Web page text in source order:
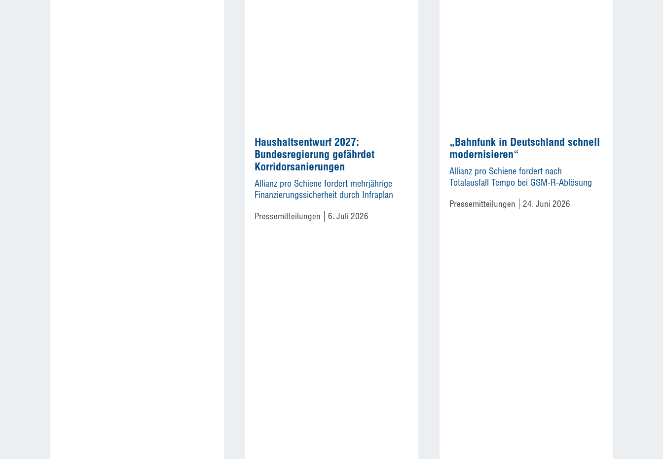
Haushaltsentwurf 2027:
Bundesregierung gefährdet
Korridorsanierungen
Allianz pro Schiene fordert mehrjährige
Finanzierungssicherheit durch Infraplan
Pressemitteilungen 6. Juli 2026
„Bahnfunk in Deutschland schnell
modernisieren“
Allianz pro Schiene fordert nach
Totalausfall Tempo bei GSM-R-Ablösung
Pressemitteilungen 24. Juni 2026